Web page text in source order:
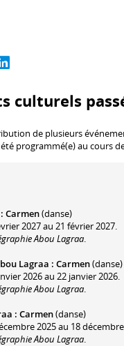
culturels
de plusieurs
programmé(e) au cours
Carmen(danse)
2027 au 21 février 2027.
Abou Lagraa.
Lagraa : Carmen(danse)
2026 au 22 janvier 2026.
Abou Lagraa.
: Carmen(danse)
2025 au 18
Abou Lagraa.